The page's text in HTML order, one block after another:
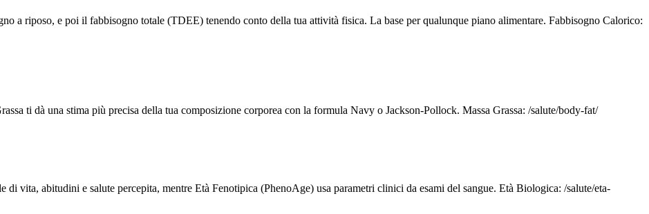
a riposo, e poi il fabbisogno totale (TDEE) tenendo conto della tua attività fisica. La base per qualunque piano alimentare. Fabbisogno Calorico:
ti dà una stima più precisa della tua composizione corporea con la formula Navy o Jackson-Pollock. Massa Grassa: /salute/body-fat/
vita, abitudini e salute percepita, mentre Età Fenotipica (PhenoAge) usa parametri clinici da esami del sangue. Età Biologica: /salute/eta-